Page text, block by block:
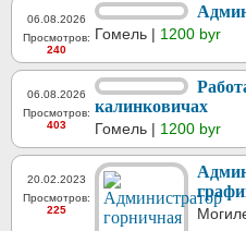
06.08.2026
Просмотров:
240
Гомель | 1200 byr
06.08.2026
Просмотров:
403
калинковичах
Гомель | 1200 byr
20.02.2023
Просмотров:
225